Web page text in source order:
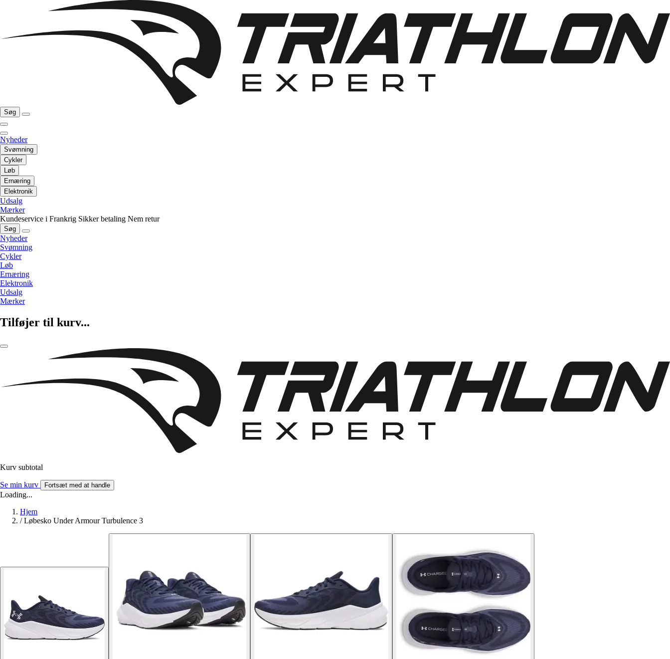
Søg
Nyheder
Svømning
Cykler
Løb
Ernæring
Elektronik
Udsalg
Mærker
Kundeservice i Frankrig Sikker betaling Nem retur
Søg
Nyheder
Svømning
Cykler
Løb
Ernæring
Elektronik
Udsalg
Mærker
Tilføjer til kurv...
Kurv subtotal
Se min kurv Fortsæt med at handle
Loading...
Hjem
/ Løbesko Under Armour Turbulence 3